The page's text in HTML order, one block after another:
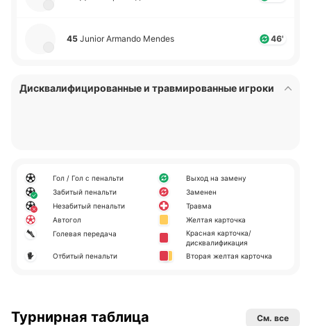
45 Junior Armando Mendes 46'
Дисквалифицированные и травмированные игроки
Гол / Гол с пенальти
Забитый пенальти
Незабитый пенальти
Автогол
Голевая передача
Отбитый пенальти
Выход на замену
Заменен
Травма
Желтая карточка
Красная карточка/
дисквалификация
Вторая желтая карточка
Турнирная таблица См. все